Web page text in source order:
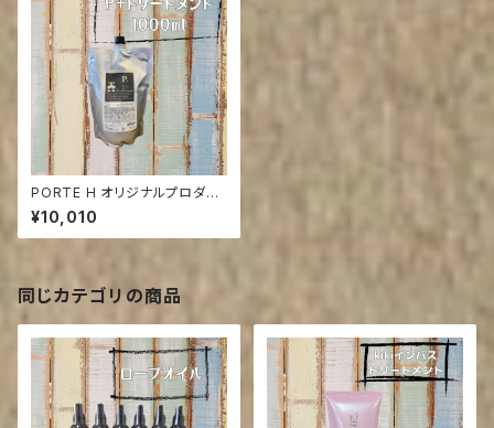
PORTE H オリジナルプロダク
ツP+ モイスチャーグロストリ
ートメント 1000g
¥10,010
同じカテゴリの商品